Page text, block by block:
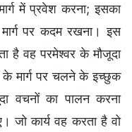
में प्रवेश करना; इसका
मार्ग पर कदम रखना। इस
है वह परमेश्वर के मौजूदा
मार्ग पर चलने के इच्छुक
वचनों का पालन करना
जो कार्य वह करता है वो